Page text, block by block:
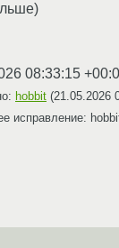
08:33:15
hobbit (21.05.2026
исправление: